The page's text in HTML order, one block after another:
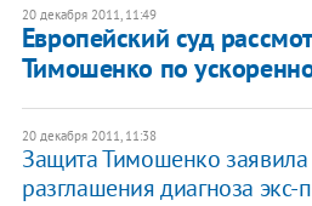
20 декабря 2011, 11:49
Европейский суд
Тимошенко по
20 декабря 2011, 11:38
Защита Тимошенко заявила
разглашения диагноза экс-